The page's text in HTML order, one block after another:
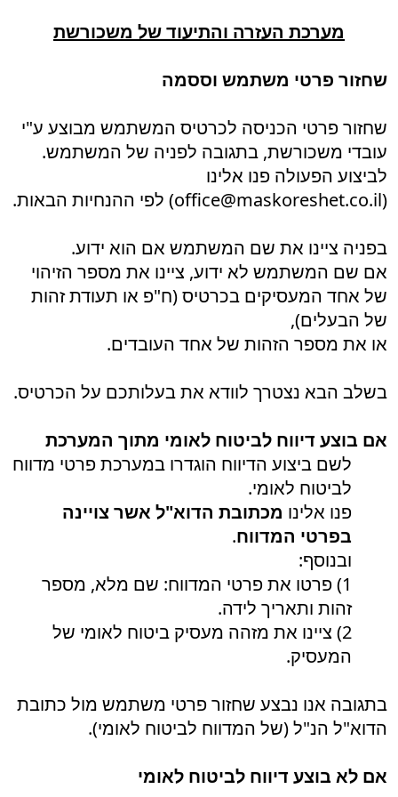
מערכת העזרה והתיעוד של משכורשת
שחזור פרטי משתמש וססמה
שחזור פרטי הכניסה לכרטיס המשתמש מבוצע ע"י
עובדי משכורשת, בתגובה לפניה של המשתמש.
לביצוע הפעולה פנו אלינו
(office@maskoreshet.co.il) לפי ההנחיות הבאות.
בפניה ציינו את שם המשתמש אם הוא ידוע.
אם שם המשתמש לא ידוע, ציינו את מספר הזיהוי
של אחד המעסיקים בכרטיס (ח"פ או תעודת זהות
של הבעלים),
או את מספר הזהות של אחד העובדים.
בשלב הבא נצטרך לוודא את בעלותכם על הכרטיס.
אם בוצע דיווח לביטוח לאומי מתוך המערכת
לשם ביצוע הדיווח הוגדרו במערכת פרטי מדווח
לביטוח לאומי.
פנו אלינו מכתובת הדוא"ל אשר צויינה
בפרטי המדווח.
ובנוסף:
1) פרטו את פרטי המדווח: שם מלא, מספר
זהות ותאריך לידה.
2) ציינו את מזהה מעסיק ביטוח לאומי של
המעסיק.
בתגובה אנו נבצע שחזור פרטי משתמש מול כתובת
הדוא"ל הנ"ל (של המדווח לביטוח לאומי).
אם לא בוצע דיווח לביטוח לאומי